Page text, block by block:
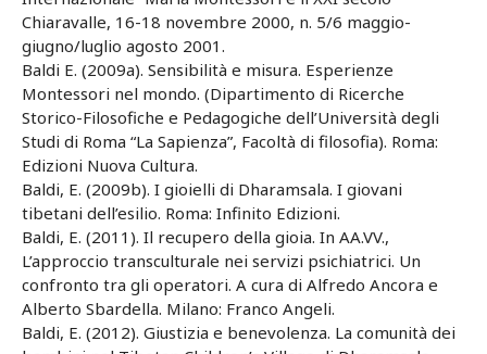
Chiaravalle, 16-18 novembre 2000, n. 5/6 maggio-
giugno/luglio agosto 2001.
Baldi E. (2009a). Sensibilità e misura. Esperienze
Montessori nel mondo. (Dipartimento di Ricerche
Storico-Filosofiche e Pedagogiche dell’Università degli
Studi di Roma “La Sapienza”, Facoltà di filosofia). Roma:
Edizioni Nuova Cultura.
Baldi, E. (2009b). I gioielli di Dharamsala. I giovani
tibetani dell’esilio. Roma: Infinito Edizioni.
Baldi, E. (2011). Il recupero della gioia. In AA.VV.,
L’approccio transculturale nei servizi psichiatrici. Un
confronto tra gli operatori. A cura di Alfredo Ancora e
Alberto Sbardella. Milano: Franco Angeli.
Baldi, E. (2012). Giustizia e benevolenza. La comunità dei